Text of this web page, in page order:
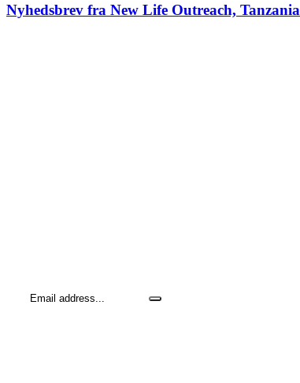
Nyhedsbrev fra New Life Outreach, Tanzania